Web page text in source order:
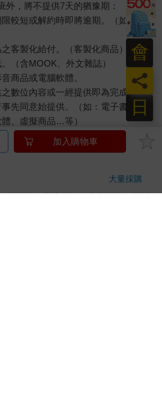
外，將不提供7天的猶豫期：
較短或解約時即將逾期。（如：生
客製化給付。（客製化商品）
（含MOOK、外文雜誌）
商品或電腦軟體。
數位內容或一經提供即為完成之線
事先同意始提供。（如：電子書、電
、虛擬商品…等）
用品。（如：內衣褲、刮鬍刀、除毛
享有到貨7天的猶豫期（含例假
組合商品恕無法接受單獨退貨）必須
日
員
會